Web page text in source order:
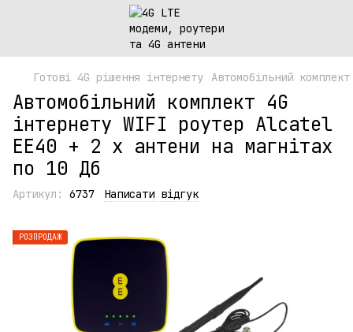
Готові 4G рішення інтернету Автомобільний
Автомобільний комплект 4G
інтернету WIFI роутер Alcatel
EE40 + 2 x антени на магнітах
по 10 Дб
Артикул: 6737 Написати відгук
РОЗПРОДАЖ